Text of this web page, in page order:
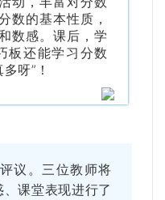
数的基本性质，
数感。课后，学
板还能学习分数
呀”！
议。三位教师将
课堂表现进行了